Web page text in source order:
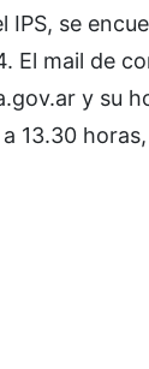
IPS, se
El mail de
y su
13.30